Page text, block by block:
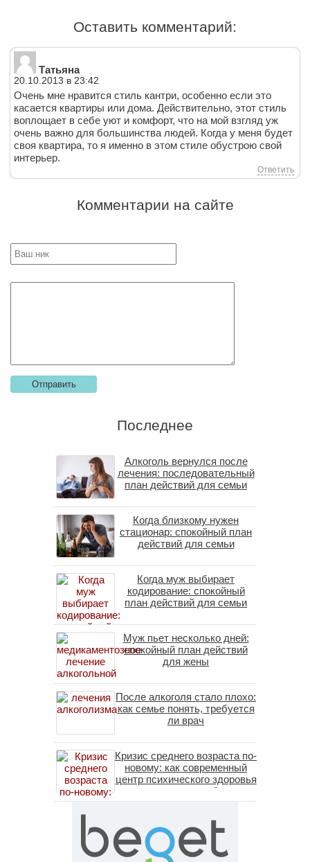
Оставить комментарий:
Татьяна
20.10.2013 в 23:42
Очень мне нравится стиль кантри, особенно если это
касается квартиры или дома. Действительно, этот стиль
воплощает в себе уют и комфорт, что на мой взгляд уж
очень важно для большинства людей. Когда у меня будет
своя квартира, то я именно в этом стиле обустрою свой
интерьер.
Ответить
Комментарии на сайте
Последнее
Алкоголь вернулся после
лечения: последовательный
план действий для семьи
Когда близкому нужен
стационар: спокойный план
действий для семьи
Когда муж выбирает
кодирование: спокойный
план действий для семьи
Муж пьет несколько дней:
спокойный план действий
для жены
После алкоголя стало плохо:
как семье понять, требуется
ли врач
Кризис среднего возраста по-
новому: как современный
центр психического здоровья
помогает пересобрать
личность без таблеток